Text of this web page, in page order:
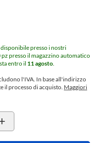
presso i nostri
presso il magazzino automatico
entro il 11 agosto.
l'IVA. In base all'indirizzo
il processo di acquisto. Maggiori